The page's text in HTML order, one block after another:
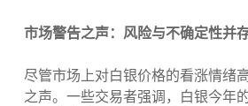
市场警告之声：风险与不确定性并
尽管市场上对白银价格的看涨情绪
之声。一些交易者强调，白银今年